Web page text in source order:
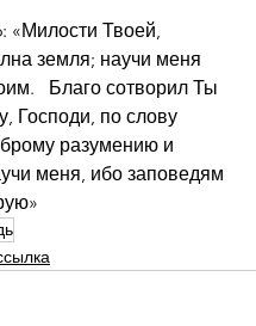
«Милости Твоей,
земля; научи меня
Благо сотворил Ты
Господи, по слову
разумению и
меня, ибо заповедям